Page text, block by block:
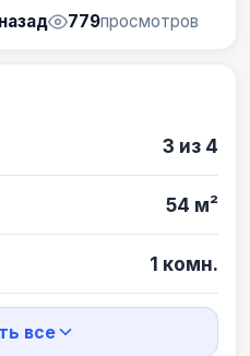
779просмотров
3 из 4
54 м²
1 комн.
все